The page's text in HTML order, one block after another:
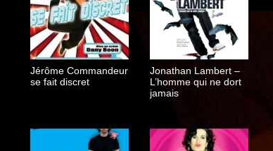
Jérôme Commandeur
se fait discret
Jonathan Lambert –
L’homme qui ne dort
jamais